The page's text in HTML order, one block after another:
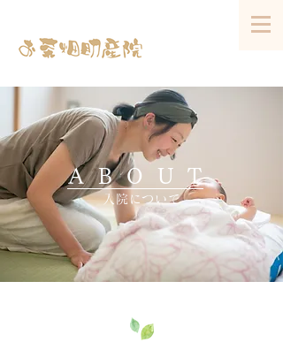
ABOUT
入院について